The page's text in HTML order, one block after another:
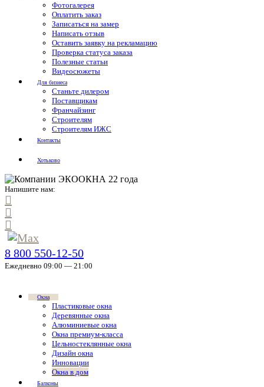
Фотогалерея
Оплатить заказ
Записаться на замер
Написать отзыв
Оставить заявку на рекламацию
Проверка статуса заказа
Полезные статьи
Видеосюжеты
Для бизнеса
Станьте дилером
Поставщикам
Франчайзинг
Строителям
Строителям ИЖС
Контакты
Хотьково
Напишите нам:
8 800 550-12-50
Ежедневно 09:00 — 21:00
Окна
Пластиковые окна
Деревянные окна
Алюминиевые окна
Окна премиум-класса
Цельностеклянные окна
Дизайн окна
Инновации
Окна в дом
Балконы